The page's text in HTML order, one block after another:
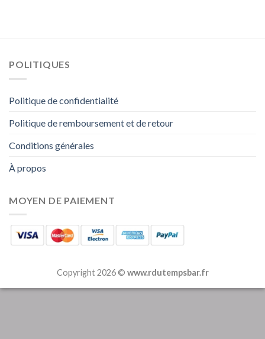
POLITIQUES
Politique de confidentialité
Politique de remboursement et de retour
Conditions générales
À propos
MOYEN DE PAIEMENT
Copyright 2026 © www.rdutempsbar.fr